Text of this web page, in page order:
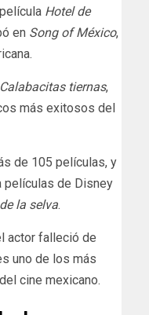
Hotel de
en Song of México,
Calabacitas tiernas,
más exitosos del
de 105 películas, y
películas de Disney
la selva.
actor falleció de
uno de los más
cine mexicano.